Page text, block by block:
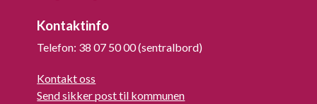
Kontaktinfo
Telefon: 38 07 50 00 (sentralbord)
Kontakt oss
Send sikker post til kommunen